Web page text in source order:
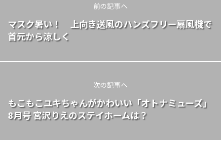
前の記事へ
マスク暑い！ 上向き送風のハンズフリー扇風機で
首元から涼しく
次の記事へ
もこもこユキちゃんがかわいい「オトナミューズ」
8月号 宮沢りえのステイホームは？